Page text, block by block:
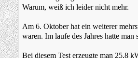
Warum, weiß ich leider nicht mehr.
Am 6. Oktober hat ein weiterer
waren. Im laufe des Jahres hatte
Bei diesem Test erzeugte man 25,8